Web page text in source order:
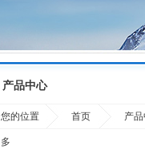
产品中心
您的位置 首页 产
多